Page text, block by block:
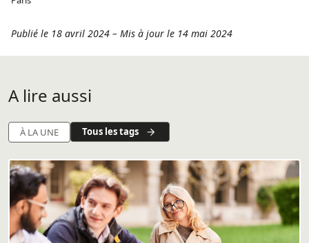
Publié le 18 avril 2024 – Mis à jour le 14 mai 2024
A lire aussi
À LA UNE Tous les tags